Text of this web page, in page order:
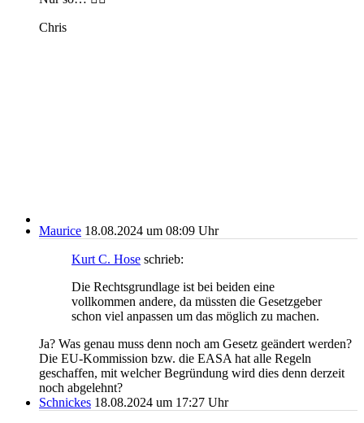
Chris
Maurice 18.08.2024 um 08:09 Uhr
Kurt C. Hose schrieb:
Die Rechtsgrundlage ist bei beiden eine
vollkommen andere, da müssten die Gesetzgeber
schon viel anpassen um das möglich zu machen.
Ja? Was genau muss denn noch am Gesetz geändert werden?
Die EU-Kommission bzw. die EASA hat alle Regeln
geschaffen, mit welcher Begründung wird dies denn derzeit
noch abgelehnt?
Schnickes 18.08.2024 um 17:27 Uhr